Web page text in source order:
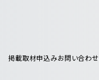
掲載取材申込みお問い合わせ